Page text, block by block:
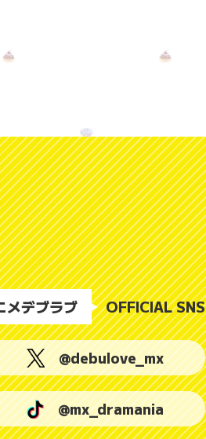
メデブラブ OFFICIAL SNS
@debulove_mx
@mx_dramania